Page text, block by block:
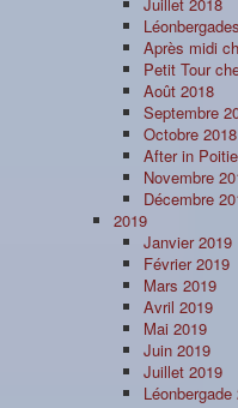
Après midi
Petit Tour
Août 2018
Septembre
Octobre 2018
After in
Novembre
Décembre
2019
Janvier 2019
Février 2019
Mars 2019
Avril 2019
Mai 2019
Juin 2019
Juillet 2019
Léonbergade